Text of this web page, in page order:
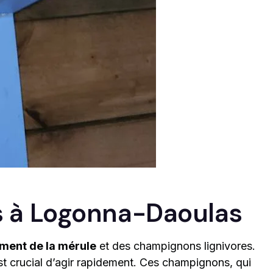
Logonna-Daoulas
de la mérule et des champignons lignivores.
d’agir rapidement. Ces champignons, qui